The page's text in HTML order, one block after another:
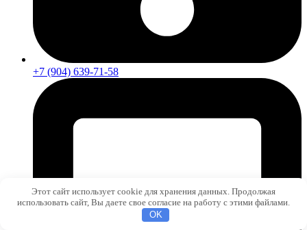
+7 (904) 639-71-58
Этот сайт использует cookie для хранения данных. Продолжая
использовать сайт, Вы даете свое согласие на работу с этими файлами.
OK